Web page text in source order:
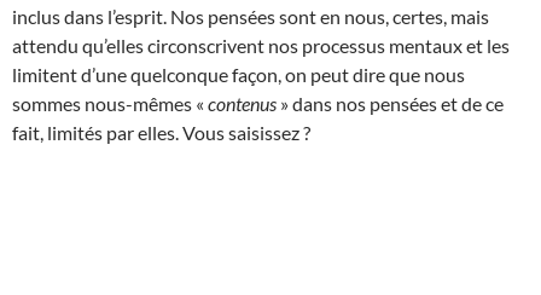
inclus dans l’esprit. Nos pensées sont en nous, certes, mais
attendu qu’elles circonscrivent nos processus mentaux et les
limitent d’une quelconque façon, on peut dire que nous
sommes nous-mêmes « contenus » dans nos pensées et de ce
fait, limités par elles. Vous saisissez ?